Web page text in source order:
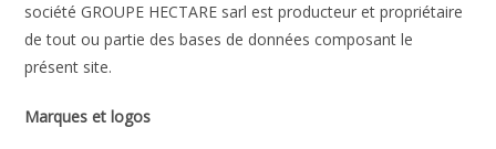
société GROUPE HECTARE sarl est producteur et propriétaire
de tout ou partie des bases de données composant le
présent site.
Marques et logos